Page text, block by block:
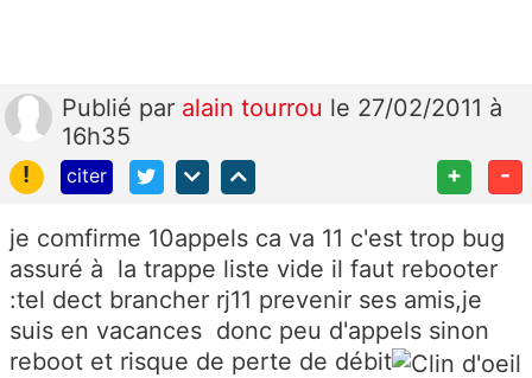
Publié par alain tourrou le 27/02/2011 à
16h35
!
citer + -
je comfirme 10appels ca va 11 c'est trop bug
assuré à la trappe liste vide il faut rebooter
:tel dect brancher rj11 prevenir ses amis,je
suis en vacances donc peu d'appels sinon
reboot et risque de perte de débit